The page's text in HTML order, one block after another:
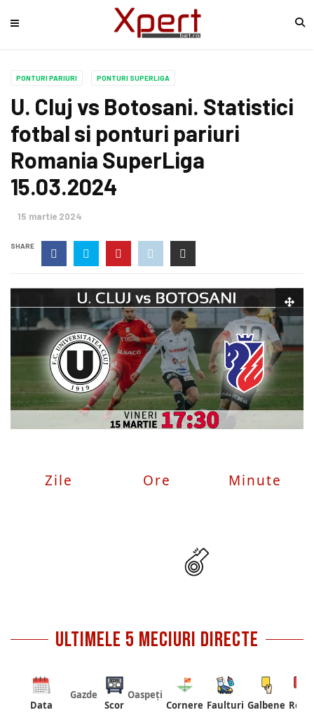
PONTURI PARIURI PONTURI SUPERLIGA
U. Cluj vs Botosani. Statistici
fotbal si ponturi pariuri
Romania SuperLiga
15.03.2024
15 martie 2024
SHARE
Zile Ore Minute
ultimele 5 meciuri directe
Data
Gazde
Scor
Oaspeți
Cornere Faulturi Galbene Rosii